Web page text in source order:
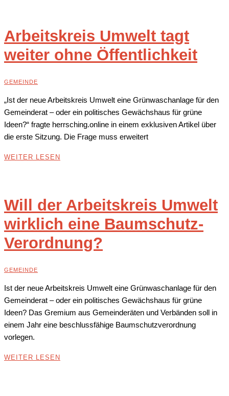
Arbeitskreis Umwelt tagt
weiter ohne Öffentlichkeit
GEMEINDE
„Ist der neue Arbeitskreis Umwelt eine Grünwaschanlage für den
Gemeinderat – oder ein politisches Gewächshaus für grüne
Ideen?“ fragte herrsching.online in einem exklusiven Artikel über
die erste Sitzung. Die Frage muss erweitert
WEITER LESEN
Will der Arbeitskreis Umwelt
wirklich eine Baumschutz-
Verordnung?
GEMEINDE
Ist der neue Arbeitskreis Umwelt eine Grünwaschanlage für den
Gemeinderat – oder ein politisches Gewächshaus für grüne
Ideen? Das Gremium aus Gemeinderäten und Verbänden soll in
einem Jahr eine beschlussfähige Baumschutzverordnung
vorlegen.
WEITER LESEN